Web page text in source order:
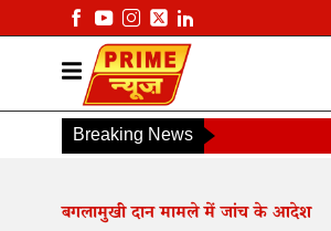
Breaking News
बगलामुखी दान मामले में जांच के आदेश